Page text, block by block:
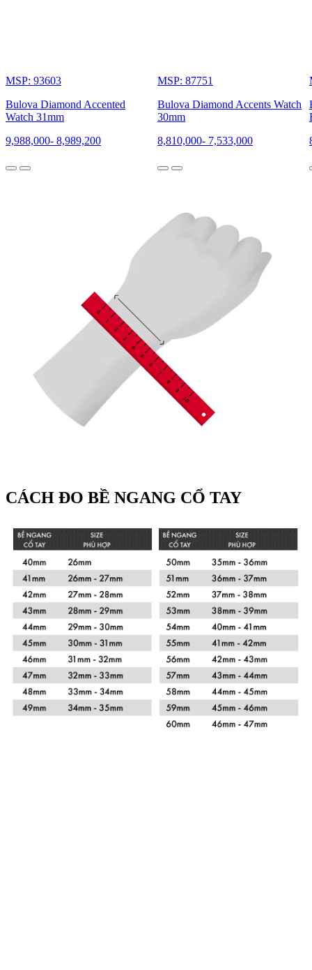
MSP: 93603
Bulova Diamond Accented
Watch 31mm
9,988,000- 8,989,200
MSP: 87751
Bulova Diamond Accents Watch
30mm
8,810,000- 7,533,000
CÁCH ĐO BỀ NGANG CỔ TAY